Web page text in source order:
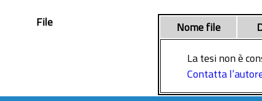
Sibilla Aleramo
writing
genealogia. Ho quindi proceduto con la messa
svolto un lavoro di tipo paradigmatico:
forme. Il lavoro è stato svolto attraverso una
rapporto conflittuale con la madre e la
File Nome file
La tesi non è
Contatta